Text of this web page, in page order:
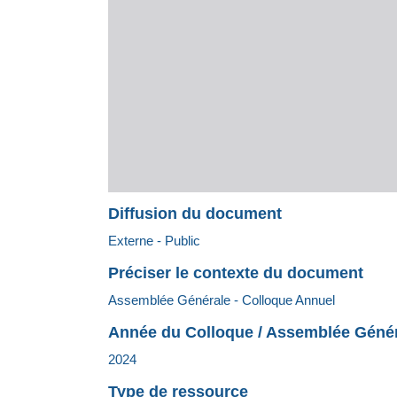
Diffusion du document
Externe - Public
Préciser le contexte du document
Assemblée Générale - Colloque Annuel
Année du Colloque / Assemblée
2024
Type de ressource